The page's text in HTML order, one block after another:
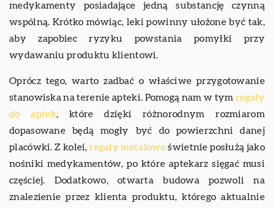
medykamenty posiadające jedną substancję czynną
wspólną. Krótko mówiąc, leki powinny ułożone być tak,
aby zapobiec ryzyku powstania pomyłki przy
wydawaniu produktu klientowi.
Oprócz tego, warto zadbać o właściwe przygotowanie
stanowiska na terenie apteki. Pomogą nam w tymregały
do aptek, które dzięki różnorodnym rozmiarom
dopasowane będą mogły być do powierzchni danej
placówki. Z kolei,regały metaloweświetnie posłużą jako
nośniki medykamentów, po które aptekarz sięgać musi
częściej. Dodatkowo, otwarta budowa pozwoli na
znalezienie przez klienta produktu, którego aktualnie